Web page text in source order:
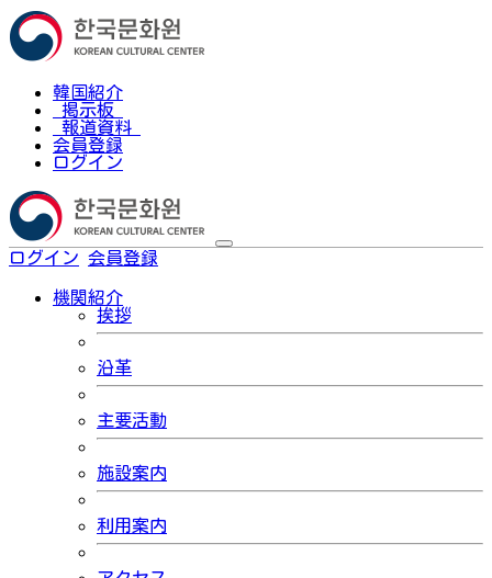
韓国紹介
掲示板
報道資料
会員登録
ログイン
ログイン 会員登録
機関紹介
挨拶
沿革
主要活動
施設案内
利用案内